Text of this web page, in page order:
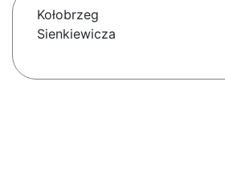
Kołobrzeg
Sienkiewicza